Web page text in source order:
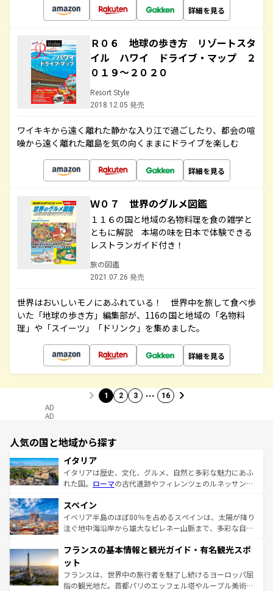
詳細を見る
Ｒ０６ 地球の歩き方 リゾートスタ
イル ハワイ ドライブ・マップ ２
０１９～２０２０
Resort Style
2018.12.05 発売
ワイキキから遠く離れた静かな入り江で過ごしたり、都会の喧
噪から遠く離れた離島を気の向くままにドライブを楽しむ
詳細を見る
Ｗ０７ 世界のグルメ図鑑
１１６の国と地域の名物料理を食の雑学と
ともに解説 本場の味を日本で体験できる
レストランガイド付き！
旅の図鑑
2021.07.26 発売
世界はおいしいモノにあふれている！ 世界中を旅して食べ歩
いた「地球の歩き方」編集部が、116の国と地域の「名物料
理」や「スイーツ」「ドリンク」を集めました。
詳細を見る
1 2 3 … 16
AD
AD
人気の国と地域から探す
イタリア
イタリアは歴史、文化、グルメ、自然と多彩な魅力にあふ
れた国。 ローマの古代遺跡やフィレンツェのルネッサンス
ろん、トスカーナの美しい田園風景やアマルフィ海岸の絶
景など、自然景観も見逃せない。観光の合間には、本場の
ピザやパスタなど、絶品のイタリア料理を堪能することも
ませてくれるイタリアで、忘れられない旅をしてみよう！
なお、新着のイタリア情報は
しい。
スペイン
イベリア半島のほぼ80％を占めるスペインは、太陽が降り
注ぐ地中海沿岸から雄大なピレネー山脈まで、多彩な自然
文化が根付くこの国では、情熱的なフラメンコ、熱気あふ
れる闘牛、そして美味しいタパスが生活の一部となってい
る。首都マドリードの洗練された雰囲気や、バルセロナの
アートに溢れた街角から、地方では古代ローマ遺跡や中世
フランスの基本情報と観光ガイド・有名観光スポ
ット
フランスは、世界中の旅行者を魅了し続けるヨーロッパ屈
指の観光地だ。首都パリのエッフェル塔やルーブル美術館